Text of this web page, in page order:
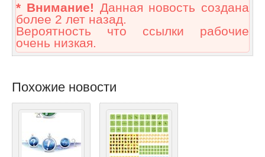
* Внимание! Данная новость создана
более 2 лет назад.
Вероятность что ссылки рабочие
очень низкая.
Похожие новости